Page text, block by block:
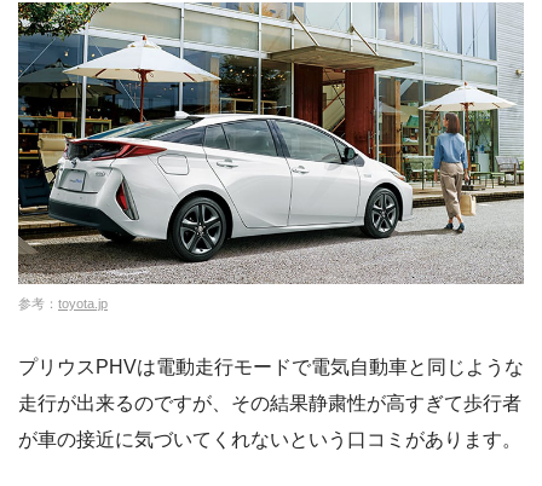
参考： toyota.jp
プリウスPHVは電動走行モードで電気自動車と同じような
走行が出来るのですが、その結果静粛性が高すぎて歩行者
が車の接近に気づいてくれないという口コミがあります。